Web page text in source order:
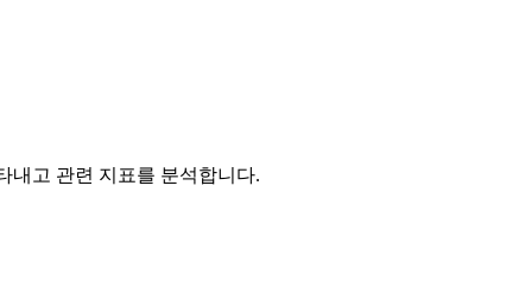
내고 관련 지표를 분석합니다.